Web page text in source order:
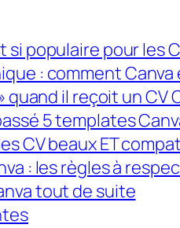
si populaire pour les
: comment Canva
quand il reçoit un CV
5 templates
CV beaux ET
: les règles à
tout de suite